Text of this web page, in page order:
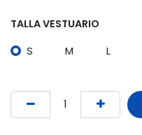
TALLA VESTUARIO
S M L